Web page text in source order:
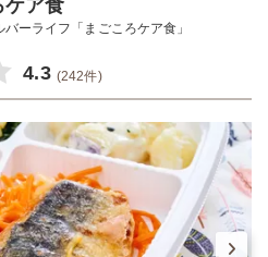
ケア食
ーライフ「まごころケア食」
4.3 (242件)